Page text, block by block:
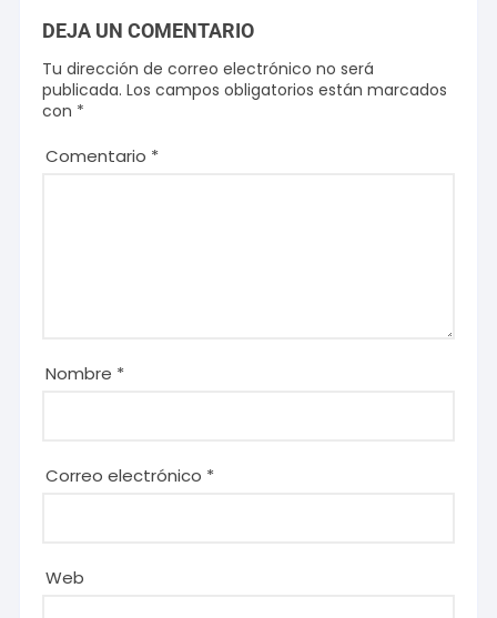
DEJA UN COMENTARIO
Tu dirección de correo electrónico no será
publicada. Los campos obligatorios están marcados
con *
Comentario *
Nombre *
Correo electrónico *
Web